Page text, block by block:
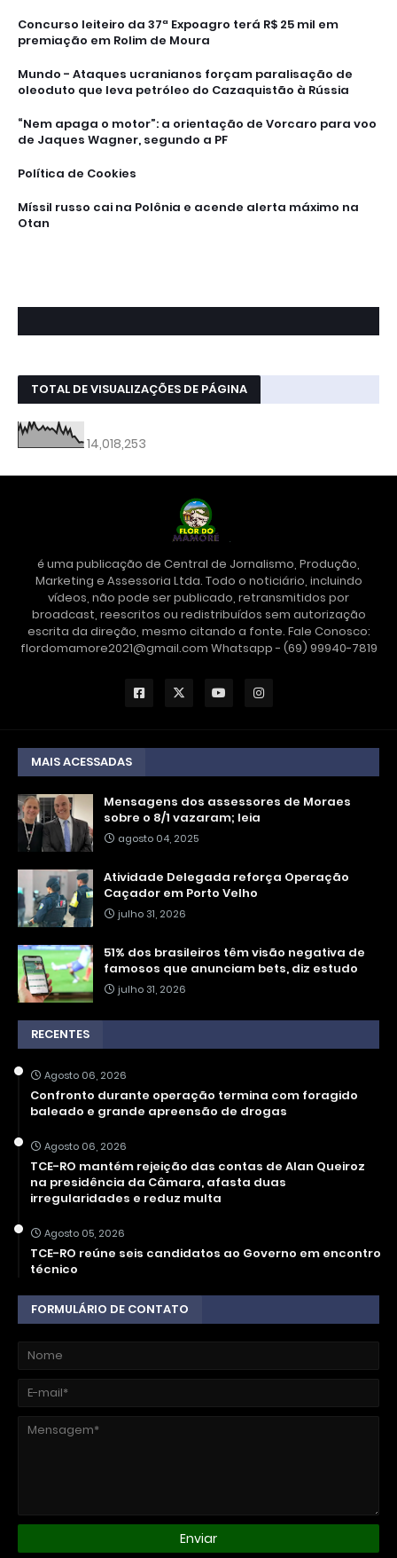
Concurso leiteiro da 37ª Expoagro terá R$ 25 mil em
premiação em Rolim de Moura
Mundo - Ataques ucranianos forçam paralisação de
oleoduto que leva petróleo do Cazaquistão à Rússia
“Nem apaga o motor”: a orientação de Vorcaro para voo
de Jaques Wagner, segundo a PF
Política de Cookies
Míssil russo cai na Polônia e acende alerta máximo na
Otan
TOTAL DE VISUALIZAÇÕES DE PÁGINA
14,018,253
é uma publicação de Central de Jornalismo, Produção,
Marketing e Assessoria Ltda. Todo o noticiário, incluindo
vídeos, não pode ser publicado, retransmitidos por
broadcast, reescritos ou redistribuídos sem autorização
escrita da direção, mesmo citando a fonte. Fale Conosco:
flordomamore2021@gmail.com Whatsapp - (69) 99940-7819
MAIS ACESSADAS
Mensagens dos assessores de Moraes
sobre o 8/1 vazaram; leia
agosto 04, 2025
Atividade Delegada reforça Operação
Caçador em Porto Velho
julho 31, 2026
51% dos brasileiros têm visão negativa de
famosos que anunciam bets, diz estudo
julho 31, 2026
RECENTES
Agosto 06, 2026
Confronto durante operação termina com foragido
baleado e grande apreensão de drogas
Agosto 06, 2026
TCE-RO mantém rejeição das contas de Alan Queiroz
na presidência da Câmara, afasta duas
irregularidades e reduz multa
Agosto 05, 2026
TCE-RO reúne seis candidatos ao Governo em encontro
técnico
FORMULÁRIO DE CONTATO